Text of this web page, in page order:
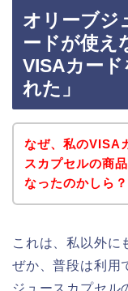
オリーブジ
ードが使え
VISAカード
れた」
なぜ、私のVISA
スカプセルの商
なったのかしら？
これは、私以外に
ぜか、普段は利用
ジュースカプセル